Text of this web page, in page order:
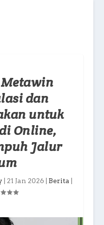
dan
untuk
Online,
Jalur
21 Jan 2026 Berita